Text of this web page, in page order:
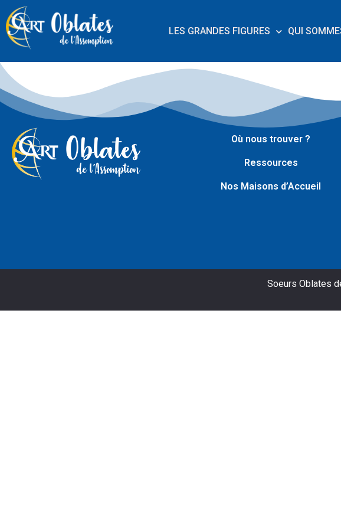
LES GRANDES FIGURES QUI
Où nous trouver ?
Ressources
Nos Maisons d’Accueil
Soeurs Oblates